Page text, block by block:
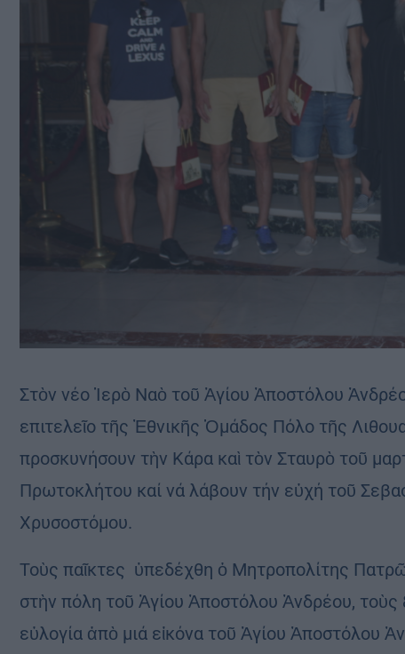
Στὸν νέο Ἱερὸ Ναὸ τοῦ Ἁγίου Ἀποστόλου
επιτελεῖο τῆς Ἐθνικῆς Ὁμάδος Πόλο τῆς
προσκυνήσουν τὴν Κάρα καὶ τὸν Σταυρὸ τοῦ
Πρωτοκλήτου καί νά λάβουν τήν εὐχή τοῦ
Χρυσοστόμου.
Τοὺς παῖκτες ὑπεδέχθη ὁ Μητροπολίτης
στὴν πόλη τοῦ Ἁγίου Ἀποστόλου Ἀνδρέου,
εὐλογία ἀπὸ μιά εἰκόνα τοῦ Ἁγίου Ἀποστόλου